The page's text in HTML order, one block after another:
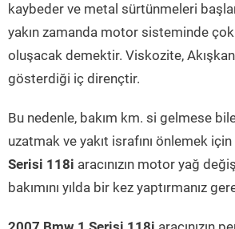
kaybeder ve metal sürtünmeleri
yakın zamanda motor sisteminde
oluşacak demektir. Viskozite,
gösterdiği iç dirençtir.
Bu nedenle, bakım km. si gelmese
uzatmak ve yakıt israfını önlemek için
Serisi 118i aracınızın motor yağ
bakımını yılda bir kez yaptırmanız